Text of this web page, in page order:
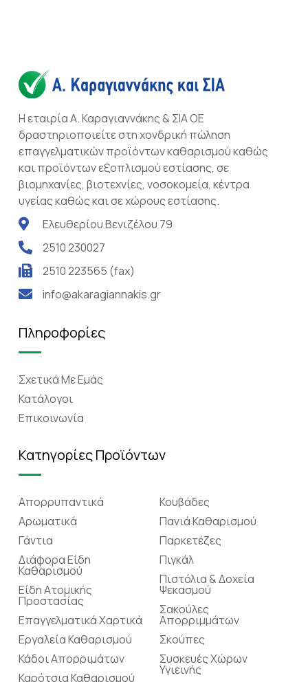
Η εταιρία Α. Καραγιαννάκης & ΣΙΑ ΟΕ
δραστηριοποιείτε στη χονδρική πώληση
επαγγελματικών προϊόντων καθαρισμού καθώς
και προϊόντων εξοπλισμού εστίασης, σε
βιομηχανίες, βιοτεχνίες, νοσοκομεία, κέντρα
υγείας καθώς και σε χώρους εστίασης.
Ελευθερίου Βενιζέλου 79
2510 230027
2510 223565 (fax)
info@akaragiannakis.gr
Πληροφορίες
Σχετικά Mε Eμάς
Κατάλογοι
Επικοινωνία
Κατηγορίες Προϊόντων
Απορρυπαντικά
Αρωματικά
Γάντια
Διάφορα Είδη
Καθαρισμού
Είδη Ατομικής
Προστασίας
Επαγγελματικά Χαρτικά
Εργαλεία Καθαρισμού
Κάδοι Απορριμάτων
Καρότσια Καθαρισμού
Κουβάδες
Πανιά Καθαρισμού
Παρκετέζες
Πιγκάλ
Πιστόλια & Δοχεία
Ψεκασμού
Σακούλες
Απορριμμάτων
Σκούπες
Συσκευές Χώρων
Υγιεινής